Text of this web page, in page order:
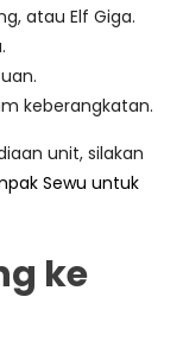
atau Elf Giga.
keberangkatan.
unit, silakan
Sewu untuk
ke